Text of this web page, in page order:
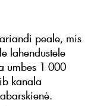
peale, mis
lahendustele
umbes 1 000
kanala